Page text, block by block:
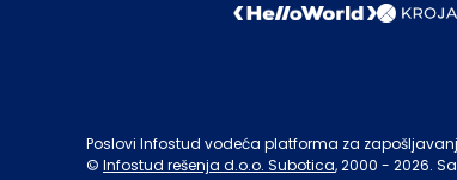
Poslovi Infostud vodeća platforma za
© Infostud rešenja d.o.o. Subotica, 2000 - 2026.